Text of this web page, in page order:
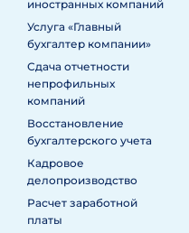
иностранных компаний
Услуга «Главный
бухгалтер компании»
Сдача отчетности
непрофильных
компаний
Восстановление
бухгалтерского учета
Кадровое
делопроизводство
Расчет заработной
платы